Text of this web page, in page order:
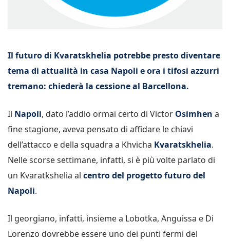
Il futuro di Kvaratskhelia potrebbe presto diventare
tema di attualità in casa Napoli e ora i tifosi azzurri
tremano: chiederà la cessione al Barcellona.
Il Napoli, dato l’addio ormai certo di Victor Osimhen a
fine stagione, aveva pensato di affidare le chiavi
dell’attacco e della squadra a Khvicha Kvaratskhelia.
Nelle scorse settimane, infatti, si è più volte parlato di
un Kvaratkshelia al centro del progetto futuro del
Napoli.
Il georgiano, infatti, insieme a Lobotka, Anguissa e Di
Lorenzo dovrebbe essere uno dei punti fermi del